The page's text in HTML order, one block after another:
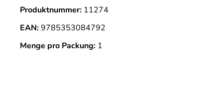
Produktnummer: 11274
EAN:9785353084792
Menge pro Packung: 1